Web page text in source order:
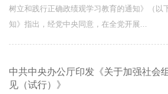
树立和践行正确政绩观学习教育的通知》（以
知》指出，经党中央同意，在全党开展...
中共中央办公厅印发《关于加强社会
见（试行）》